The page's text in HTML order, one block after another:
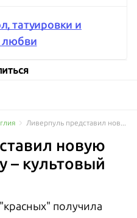
татуировки и
любви